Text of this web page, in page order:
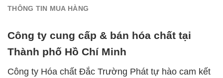
THÔNG TIN MUA HÀNG
Công ty cung cấp & bán hóa chất tại
Thành phố Hồ Chí Minh
Công ty Hóa chất Đắc Trường Phát tự hào cam kết